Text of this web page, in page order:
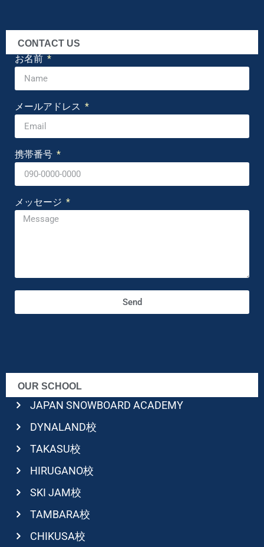
CONTACT US
お名前
メールアドレス
携帯番号
メッセージ
Send
OUR SCHOOL
JAPAN SNOWBOARD ACADEMY
DYNALAND校
TAKASU校
HIRUGANO校
SKI JAM校
TAMBARA校
CHIKUSA校